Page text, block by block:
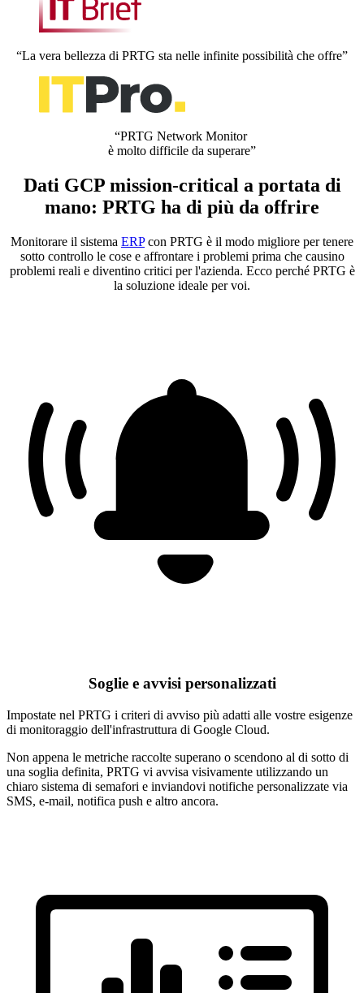
“La vera bellezza di PRTG sta nelle infinite possibilità che offre”
“PRTG Network Monitor
è molto difficile da superare”
Dati GCP mission-critical a portata di
mano: PRTG ha di più da offrire
Monitorare il sistema ERPcon PRTG è il modo migliore per tenere
sotto controllo le cose e affrontare i problemi prima che causino
problemi reali e diventino critici per l'azienda. Ecco perché PRTG è
la soluzione ideale per voi.
Soglie e avvisi personalizzati
Impostate nel PRTG i criteri di avviso più adatti alle vostre esigenze
di monitoraggio dell'infrastruttura di Google Cloud.
Non appena le metriche raccolte superano o scendono al di sotto di
una soglia definita, PRTG vi avvisa visivamente utilizzando un
chiaro sistema di semafori e inviandovi notifiche personalizzate via
SMS, e-mail, notifica push e altro ancora.